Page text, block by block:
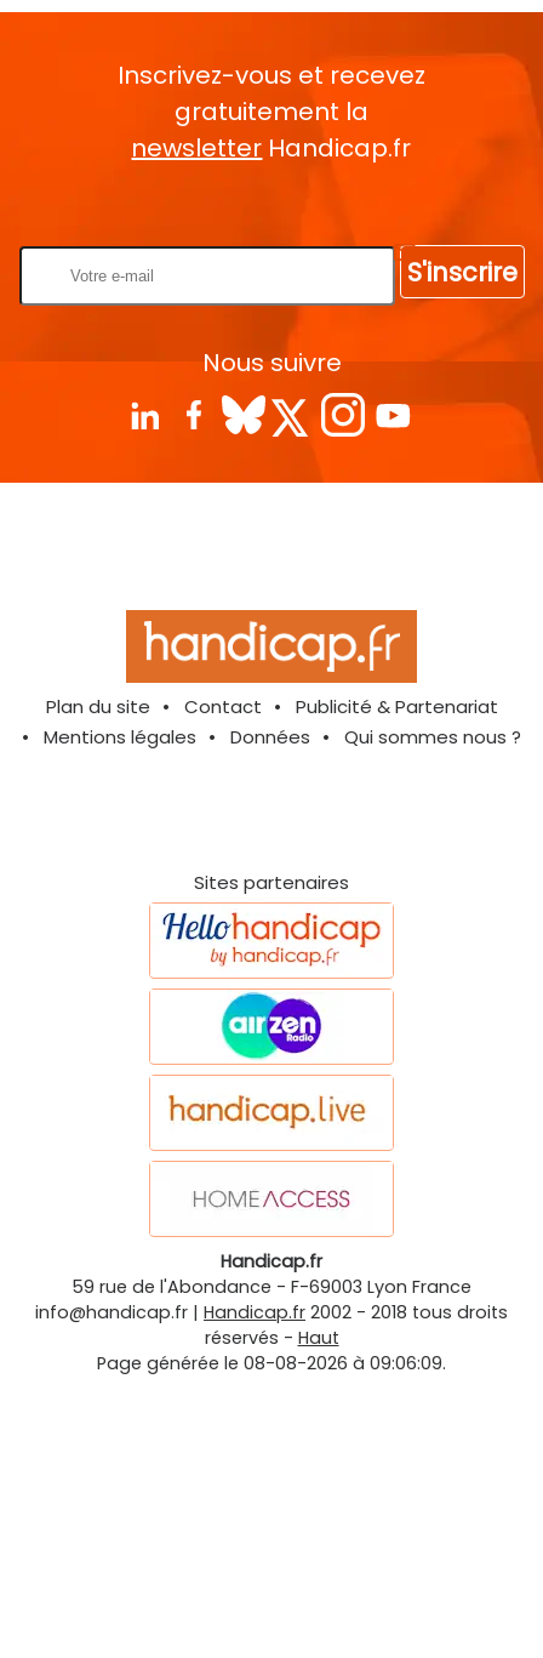
Inscrivez-vous et recevez
gratuitement la
newsletter Handicap.fr
S'inscrire
Nous suivre
Plan du site Contact
Publicité & Partenariat
Mentions légales
Données Qui sommes nous ?
Sites partenaires
Handicap.fr
59 rue de l'Abondance - F-69003 Lyon France
info@handicap.fr | Handicap.fr 2002 - 2018 tous droits
réservés - Haut
Page générée le 08-08-2026 à 09:06:09.